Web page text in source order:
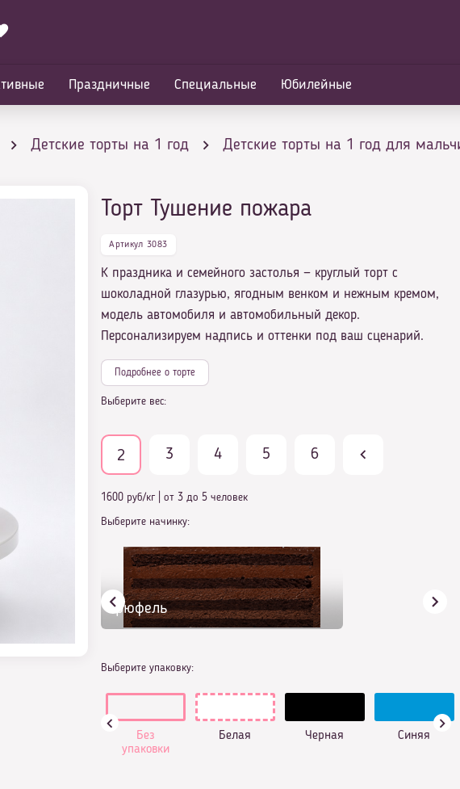
Праздничные Специальные Юбилейные
Детские торты на 1 год Детские торты на 1 год для
Торт Тушение пожара
Артикул 3083
К праздника и семейного застолья — круглый торт с
шоколадной глазурью, ягодным венком и нежным кремом,
модель автомобиля и автомобильный декор.
Персонализируем надпись и оттенки под ваш сценарий.
Подробнее о торте
Выберите вес:
2 3 4 5 6
1600 руб/кг |от 3 до 5 человек
Выберите начинку:
Трюфель
Выберите упаковку:
Без
упаковки
Белая Черная Синяя